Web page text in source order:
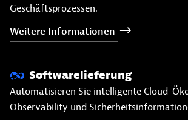
Geschäftsprozessen.
Weitere Informationen
Softwarelieferung
Automatisieren Sie intelligente Cloud-
Observability und